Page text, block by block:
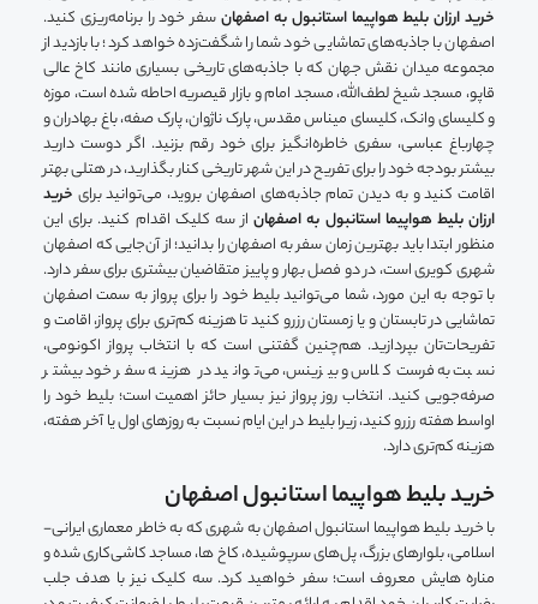
خرید ارزان بلیط هواپیما استانبول به اصفهانسفر خود را برنامه‌ریزی کنید.
اصفهان با جاذبه‌های تماشایی خود شما را شگفت‌زده خواهد کرد؛ با بازدید از
مجموعه میدان نقش جهان که با جاذبه‌های تاریخی بسیاری مانند کاخ عالی
قاپو، مسجد شیخ لطف‌الله، مسجد امام و بازار قیصریه احاطه شده است، موزه
و کلیسای وانک، کلیسای میناس مقدس، پارک ناژوان، پارک صفه، باغ بهادران و
چهارباغ عباسی، سفری خاطره‌انگیز برای خود رقم بزنید. اگر دوست دارید
بیشتر بودجه خود را برای تفریح در این شهر تاریخی کنار بگذارید، در هتلی بهتر
اقامت کنید و به دیدن تمام جاذبه‌های اصفهان بروید، می‌توانید برای خرید
ارزان بلیط هواپیما استانبول به اصفهاناز سه کلیک اقدام کنید. برای این
منظور ابتدا باید بهترین زمان سفر به اصفهان را بدانید؛ از آن‌جایی که اصفهان
شهری کویری است، در دو فصل بهار و پاییز متقاضیان بیشتری برای سفر دارد.
با توجه به این مورد، شما می‌توانید بلیط خود را برای پرواز به سمت اصفهان
تماشایی در تابستان و یا زمستان رزرو کنید تا هزینه کم‌تری برای پرواز، اقامت و
تفریحات‌تان بپردازید. هم‌چنین گفتنی است که با انتخاب پرواز اکونومی،
نسبت به فرست‌کلاس و بیزینس، می‌توانید در هزینه سفر خود بیشتر
صرفه‌جویی کنید. انتخاب روز پرواز نیز بسیار حائز اهمیت است؛ بلیط خود را
اواسط هفته رزرو کنید، زیرا بلیط در این ایام نسبت به روزهای اول یا آخر هفته،
هزینه کم‌تری دارد.
خرید بلیط هواپیما استانبول اصفهان
با خرید بلیط هواپیما استانبول اصفهان به شهری که به خاطر معماری ایرانی-
اسلامی، بلوارهای بزرگ، پل‌های سرپوشیده، کاخ‌ ها، مساجد کاشی‌کاری شده و
مناره‌ هایش معروف است؛ سفر خواهید کرد. سه کلیک نیز با هدف جلب